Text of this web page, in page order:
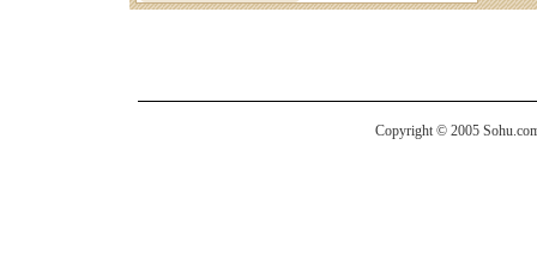
Copyright © 2005